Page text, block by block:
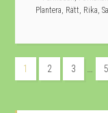
Plantera, Rätt, Rika,
1 2 3 … 5